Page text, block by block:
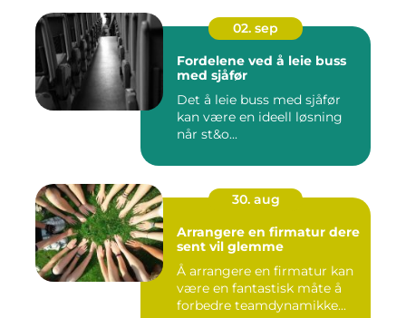
02. sep
Fordelene ved å leie buss
med sjåfør
Det å leie buss med sjåfør
kan være en ideell løsning
når st&o...
30. aug
Arrangere en firmatur dere
sent vil glemme
Å arrangere en firmatur kan
være en fantastisk måte å
forbedre teamdynamikke...